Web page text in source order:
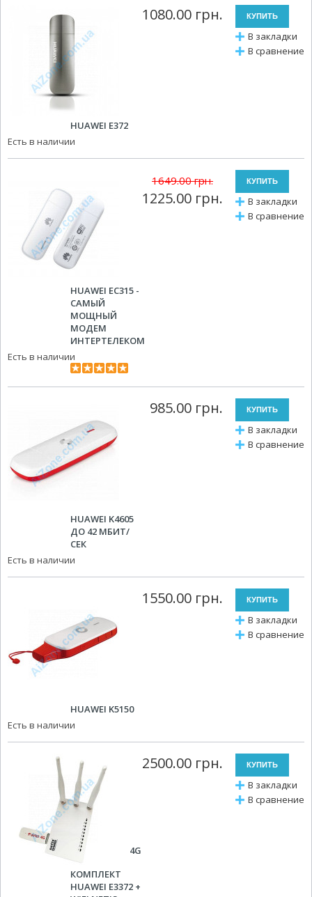
В закладки
В сравнение
1080.00 грн.
HUAWEI E372
Есть в наличии
В закладки
В сравнение
1649.00 грн.
1225.00 грн.
HUAWEI EC315 -
САМЫЙ
МОЩНЫЙ
МОДЕМ
ИНТЕРТЕЛЕКОМ
Есть в наличии
В закладки
В сравнение
985.00 грн.
HUAWEI K4605
ДО 42 МБИТ/
СЕК
Есть в наличии
В закладки
В сравнение
1550.00 грн.
HUAWEI K5150
Есть в наличии
В закладки
В сравнение
2500.00 грн.
4G
КОМПЛЕКТ
HUAWEI E3372 +